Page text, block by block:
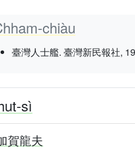
chiàu
臺灣人士艦. 臺灣新民報社,
sì
賀龍夫